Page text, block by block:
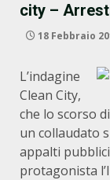
city –
18 Febbraio
L’indagine
Clean City,
che lo scorso
un collaudato
appalti
protagonista